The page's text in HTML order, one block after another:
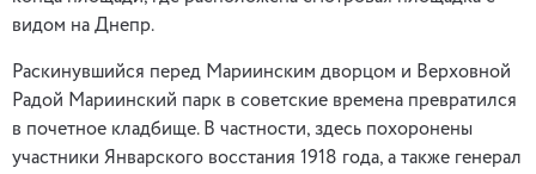
видом на Днепр.
Раскинувшийся перед Мариинским дворцом и Верховной
Радой Мариинский парк в советские времена превратился
в почетное кладбище. В частности, здесь похоронены
участники Январского восстания 1918 года, а также генерал